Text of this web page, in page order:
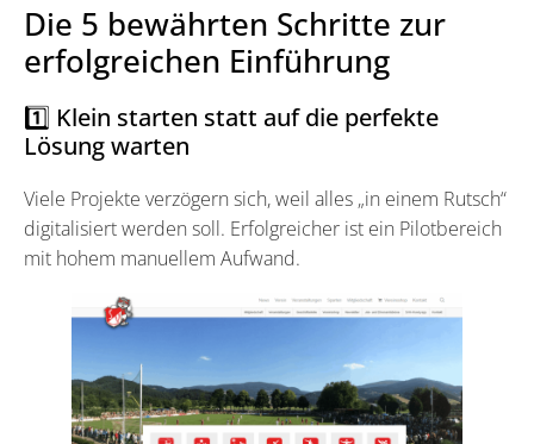
Die 5 bewährten Schritte zur
erfolgreichen Einführung
1️⃣ Klein starten statt auf die perfekte
Lösung warten
Viele Projekte verzögern sich, weil alles „in einem Rutsch“
digitalisiert werden soll. Erfolgreicher ist ein Pilotbereich
mit hohem manuellem Aufwand.